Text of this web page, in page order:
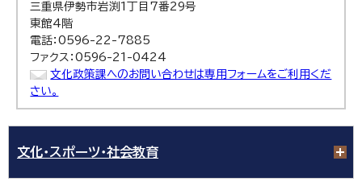
三重県伊勢市岩渕1丁目7番29号
東館4階
電話：0596-22-7885
ファクス：0596-21-0424
文化政策課へのお問い合わせは専用フォームをご利用くだ
さい。
文化・スポーツ・社会教育